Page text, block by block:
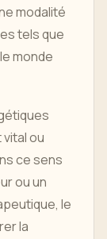
modalité
tels que
monde
ou
ce sens
ou un
le
la